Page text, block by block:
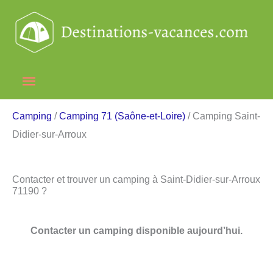
contenu
Menu
principal
Camping /Camping 71 (Saône-et-Loire) / Camping Saint-
Didier-sur-Arroux
Contacter et trouver un camping à Saint-Didier-sur-Arroux
71190 ?
Contacter un camping disponible aujourd’hui.